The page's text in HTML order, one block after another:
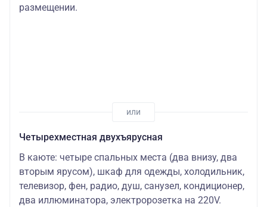
размещении.
Четырехместная двухъярусная
В каюте: четыре спальных места (два внизу, два
вторым ярусом), шкаф для одежды, холодильник,
телевизор, фен, радио, душ, санузел, кондиционер,
два иллюминатора, электророзетка на 220V.